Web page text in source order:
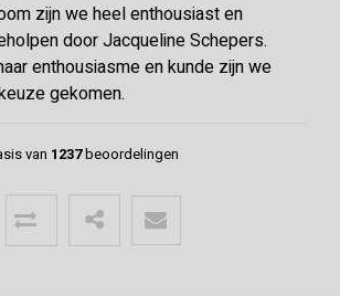
zijn we heel enthousiast en
door Jacqueline Schepers.
enthousiasme en kunde zijn we
gekomen.
van 1237beoordelingen